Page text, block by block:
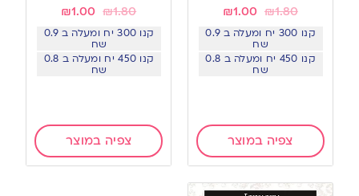
₪1.80
₪1.00
קנו 300 יח ומעלה ב 0.9
שח
קנו 450 יח ומעלה ב 0.8
שח
צפיה במוצר
₪1.80
₪1.00
קנו 300 יח ומעלה ב 0.9
שח
קנו 450 יח ומעלה ב 0.8
שח
צפיה במוצר